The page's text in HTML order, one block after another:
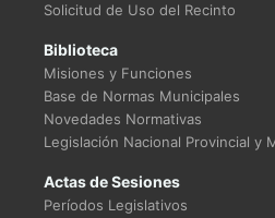
Solicitud de Uso del Recinto
Biblioteca
Misiones y Funciones
Base de Normas Municipales
Novedades Normativas
Legislación Nacional Provincial y
Actas de Sesiones
Períodos Legislativos